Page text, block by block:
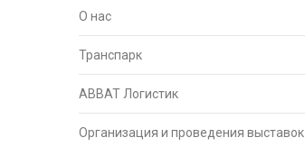
О нас
Транспарк
ABBAT Логистик
Организация и проведения выставок